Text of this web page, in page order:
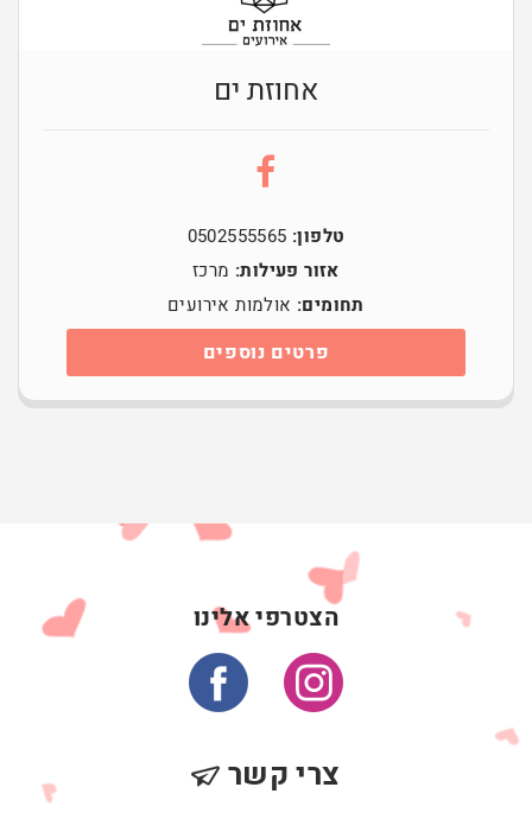
אחוזת ים
טלפון: 0502555565
אזור פעילות: מרכז
תחומים: אולמות אירועים
פרטים נוספים
הצטרפי אלינו
צרי קשר